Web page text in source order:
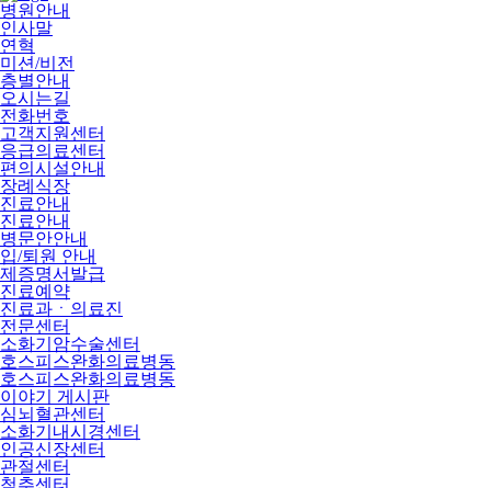
병원안내
인사말
연혁
미션/비전
층별안내
오시는길
전화번호
고객지원센터
응급의료센터
편의시설안내
장례식장
진료안내
진료안내
병문안안내
입/퇴원 안내
제증명서발급
진료예약
진료과ㆍ의료진
전문센터
소화기암수술센터
호스피스완화의료병동
호스피스완화의료병동
이야기 게시판
심뇌혈관센터
소화기내시경센터
인공신장센터
관절센터
척추센터